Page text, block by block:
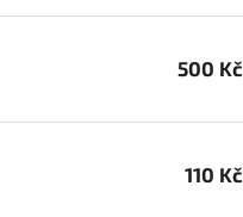
500 Kč
110 Kč